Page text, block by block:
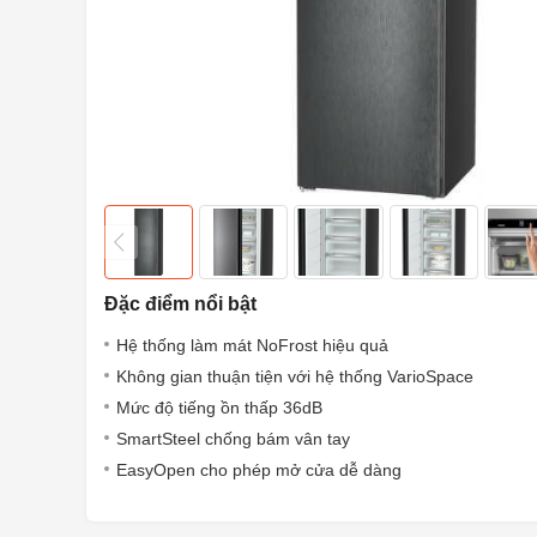
Đặc điểm nổi bật
Hệ thống làm mát NoFrost hiệu quả
Không gian thuận tiện với hệ thống VarioSpace
Mức độ tiếng ồn thấp 36dB
SmartSteel chống bám vân tay
EasyOpen cho phép mở cửa dễ dàng